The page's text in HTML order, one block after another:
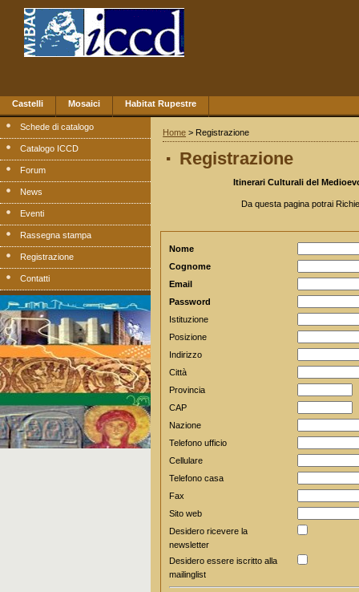
Castelli Mosaici Habitat Rupestre
Schede di catalogo
Catalogo ICCD
Forum
News
Eventi
Rassegna stampa
Registrazione
Contatti
Home > Registrazione
. Registrazione
Itinerari Culturali del
Da questa pagina potrai
Nome
Cognome
Email
Password
Istituzione
Posizione
Indirizzo
Città
Provincia
CAP
Nazione
Telefono ufficio
Cellulare
Telefono casa
Fax
Sito web
Desidero ricevere la
newsletter
Desidero essere iscritto alla
mailinglist